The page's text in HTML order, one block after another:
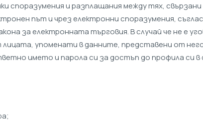
и разплащания между тях,
път и чрез електронни споразумения,
за електронната търговия. В случай че не е
упоменати в данните, представени от
името и парола си за достъп до профила си в